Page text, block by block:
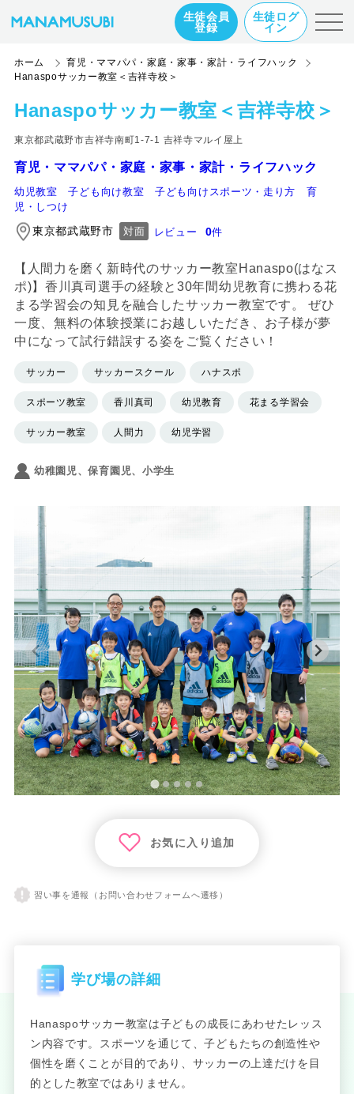
生徒会員
登録
生徒ログ
イン
ホーム
育児・ママパパ・家庭・家事・家計・ライフハック
Hanaspoサッカー教室＜吉祥寺校＞
Hanaspoサッカー教室＜吉祥寺校＞
東京都武蔵野市吉祥寺南町1-7-1 吉祥寺マルイ屋上
育児・ママパパ・家庭・家事・家計・ライフハック
幼児教室 子ども向け教室 子ども向けスポーツ・走り方
育
児・しつけ
東京都武蔵野市 対面 レビュー 0件
【人間力を磨く新時代のサッカー教室Hanaspo(はなス
ポ)】香川真司選手の経験と30年間幼児教育に携わる花
まる学習会の知見を融合したサッカー教室です。 ぜひ
一度、無料の体験授業にお越しいただき、お子様が夢
中になって試行錯誤する姿をご覧ください！
サッカー サッカースクール ハナスポ
スポーツ教室 香川真司 幼児教育 花まる学習会
サッカー教室 人間力 幼児学習
幼稚園児、保育園児、小学生
お気に入り追加
習い事を通報（お問い合わせフォームへ遷移）
学び場の詳細
Hanaspoサッカー教室は子どもの成長にあわせたレッス
ン内容です。スポーツを通じて、子どもたちの創造性や
個性を磨くことが目的であり、サッカーの上達だけを目
的とした教室ではありません。